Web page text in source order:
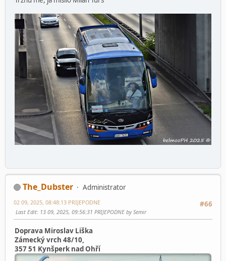
The_Dubster
Administrator
#66
02 09, 2025, 08:48:13 PRIJEPODNE
Last Edit: 13 09, 2025, 09:56:31 PRIJEPODNE by Semir
Doprava Miroslav Liška
Zámecký vrch 48/10,
357 51 Kynšperk nad Ohří